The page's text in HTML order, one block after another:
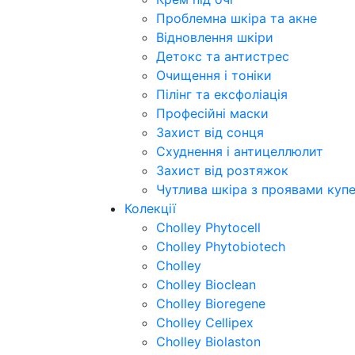
Проблемна шкіра та акне
Відновлення шкіри
Детокс та антистрес
Очищення і тоніки
Пілінг та ексфоліація
Професійні маски
Захист від сонця
Схуднення і антицеллюлит
Захист від розтяжок
Чутлива шкіра з проявами
Колекції
Cholley Phytocell
Cholley Phytobiotech
Cholley
Cholley Bioclean
Cholley Bioregene
Cholley Cellipex
Cholley Biolaston